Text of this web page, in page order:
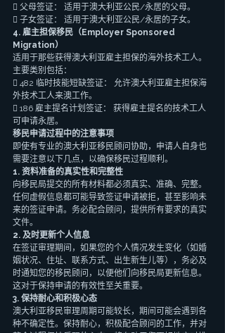
 父母签证： 适用于澳大利亚公民/永居的父母。
 子女签证： 适用于澳大利亚公民/永居的子女。
4. 雇主担保移民（Employer Sponsored
Migration）
适用于那些获得澳大利亚雇主担保的海外技术工人。
主要类别包括：
 482 临时技能短缺签证： 允许澳大利亚雇主担保海
外技术工人来澳工作。
 186 雇主提名计划签证： 获得雇主提名的技术工人
可申请永居。
移民申请过程中的注意事项
即使有专业的澳大利亚移民顾问协助，申请人自身也
需要注意以下几点，以确保移民过程顺利。
1. 资料准备的真实性和完整性
向移民局提交的所有材料都必须真实、准确、完整。
任何虚假信息都可能导致签证申请被拒，甚至影响未
来的签证申请。务必配合顾问，提供所有要求的真实
文件。
2. 及时更新个人信息
在签证审理期间，如果您的个人情况发生变化（如婚
姻状况、住址、联系方式、出生新生儿等），务必及
时通知您的移民顾问，以便他们向移民局更新信息。
这对于保持申请的有效性至关重要。
3. 保持耐心和积极心态
澳大利亚移民审理周期可能较长，期间可能会遇到各
种不确定性。保持耐心，积极配合顾问的工作，并对